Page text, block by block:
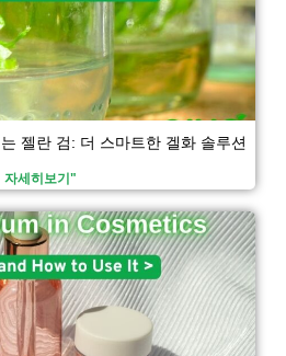
젤란 검: 더 스마트한 겔화 솔루션
자세히보기"